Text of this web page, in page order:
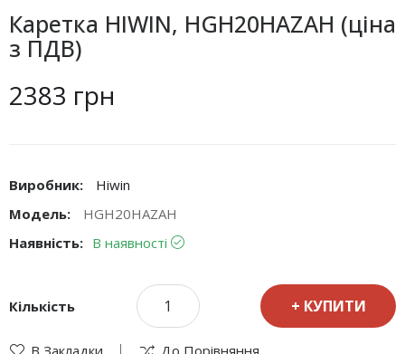
Каретка HIWIN, HGH20HAZAH (ціна
з ПДВ)
2383 грн
Виробник:
Hiwin
Модель:
HGH20HAZAH
Наявність: В наявності
Кількість КУПИТИ
В Закладки До Порівняння